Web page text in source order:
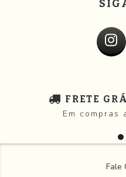
FRETE
Em compras
Fale